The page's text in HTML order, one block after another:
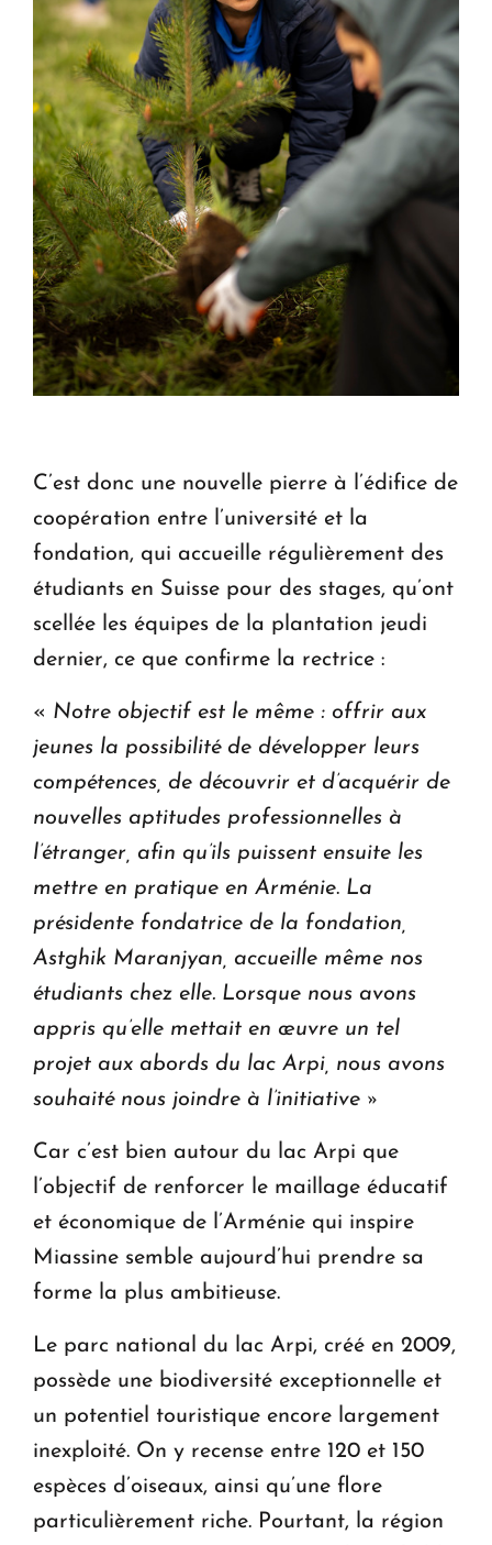
C’est donc une nouvelle pierre à l’édifice de
coopération entre l’université et la
fondation, qui accueille régulièrement des
étudiants en Suisse pour des stages, qu’ont
scellée les équipes de la plantation jeudi
dernier, ce que confirme la rectrice :
« Notre objectif est le même : offrir aux
jeunes la possibilité de développer leurs
compétences, de découvrir et d’acquérir de
nouvelles aptitudes professionnelles à
l’étranger, afin qu’ils puissent ensuite les
mettre en pratique en Arménie. La
présidente fondatrice de la fondation,
Astghik Maranjyan, accueille même nos
étudiants chez elle. Lorsque nous avons
appris qu’elle mettait en œuvre un tel
projet aux abords du lac Arpi, nous avons
souhaité nous joindre à l’initiative »
Car c’est bien autour du lac Arpi que
l’objectif de renforcer le maillage éducatif
et économique de l’Arménie qui inspire
Miassine semble aujourd’hui prendre sa
forme la plus ambitieuse.
Le parc national du lac Arpi, créé en 2009,
possède une biodiversité exceptionnelle et
un potentiel touristique encore largement
inexploité. On y recense entre 120 et 150
espèces d’oiseaux, ainsi qu’une flore
particulièrement riche. Pourtant, la région